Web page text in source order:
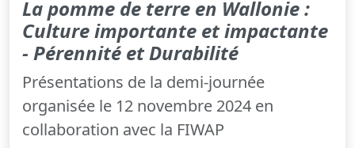
La pomme de terre en Wallonie :
Culture importante et impactante
- Pérennité et Durabilité
Présentations de la demi-journée
organisée le 12 novembre 2024 en
collaboration avec la FIWAP